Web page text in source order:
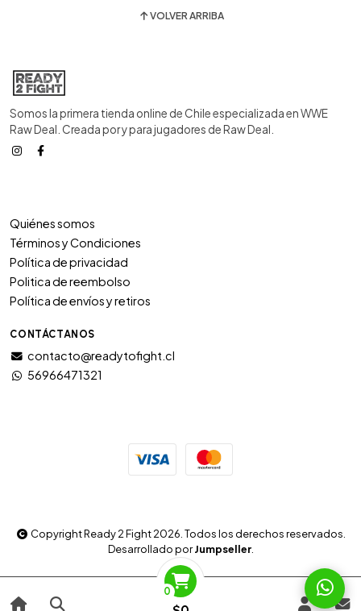
0
VOLVER ARRIBA
Somos la primera tienda online de Chile especializada en WWE
Raw Deal. Creada por y para jugadores de Raw Deal.
Quiénes somos
Términos y Condiciones
Política de privacidad
Politica de reembolso
Política de envíos y retiros
CONTÁCTANOS
contacto@readytofight.cl
56966471321
Copyright Ready 2 Fight 2026. Todos los derechos reservados.
Desarrollado porJumpseller.